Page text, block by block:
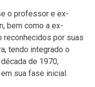
o professor e ex-
bem como a ex-
reconhecidos por suas
tendo integrado o
de 1970,
sua fase inicial.